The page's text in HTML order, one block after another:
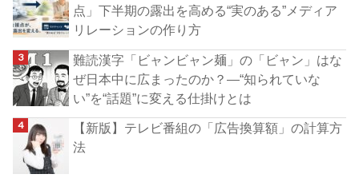
点」下半期の露出を高める“実のある”メディア
リレーションの作り方
難読漢字「ビャンビャン麺」の「ビャン」はな
ぜ日本中に広まったのか？―“知られていな
い”を“話題”に変える仕掛けとは
【新版】テレビ番組の「広告換算額」の計算方
法